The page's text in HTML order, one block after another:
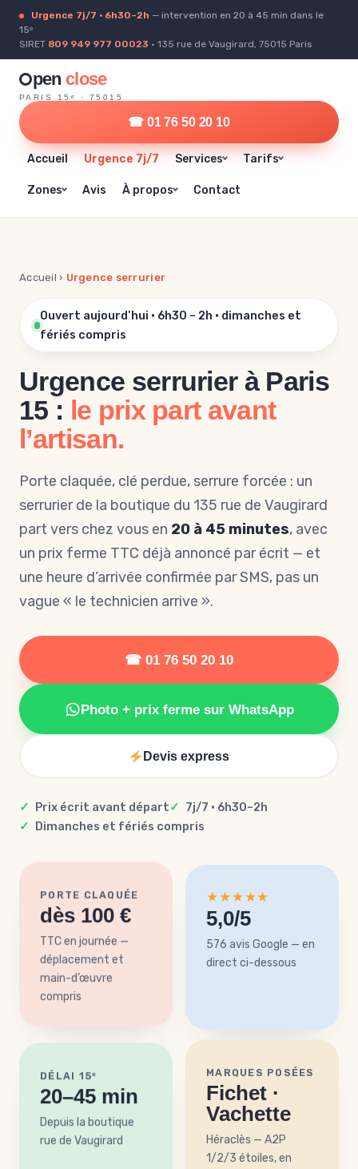
Urgence 7j/7 · 6h30–2h — intervention en 20 à 45 min dans le
15ᵉ
SIRET 809 949 977 00023 · 135 rue de Vaugirard, 75015 Paris
pen close
PARIS 15ᵉ · 75015
Accueil Urgence 7j/7 Services Tarifs
Zones Avis À propos Contact
☎ 01 76 50 20 10
Accueil › Urgence serrurier
Ouvert aujourd’hui · 6h30 – 2h · dimanches et
fériés compris
Urgence serrurier à Paris
15 : le prix part avant
l’artisan.
Porte claquée, clé perdue, serrure forcée : un
serrurier de la boutique du 135 rue de Vaugirard
part vers chez vous en 20 à 45 minutes, avec
un prix ferme TTC déjà annoncé par écrit — et
une heure d’arrivée confirmée par SMS, pas un
vague « le technicien arrive ».
☎ 01 76 50 20 10
Photo + prix ferme sur WhatsApp
Devis express
Prix écrit avant départ
7j/7 · 6h30–2h
Dimanches et fériés compris
PORTE CLAQUÉE
dès 100 €
TTC en journée —
déplacement et
main-d’œuvre
compris
★★★★★
5,0/5
576 avis Google — en
direct ci-dessous
DÉLAI 15ᵉ
20–45 min
Depuis la boutique
rue de Vaugirard
MARQUES POSÉES
Fichet ·
Vachette
Héraclès — A2P
1/2/3 étoiles, en